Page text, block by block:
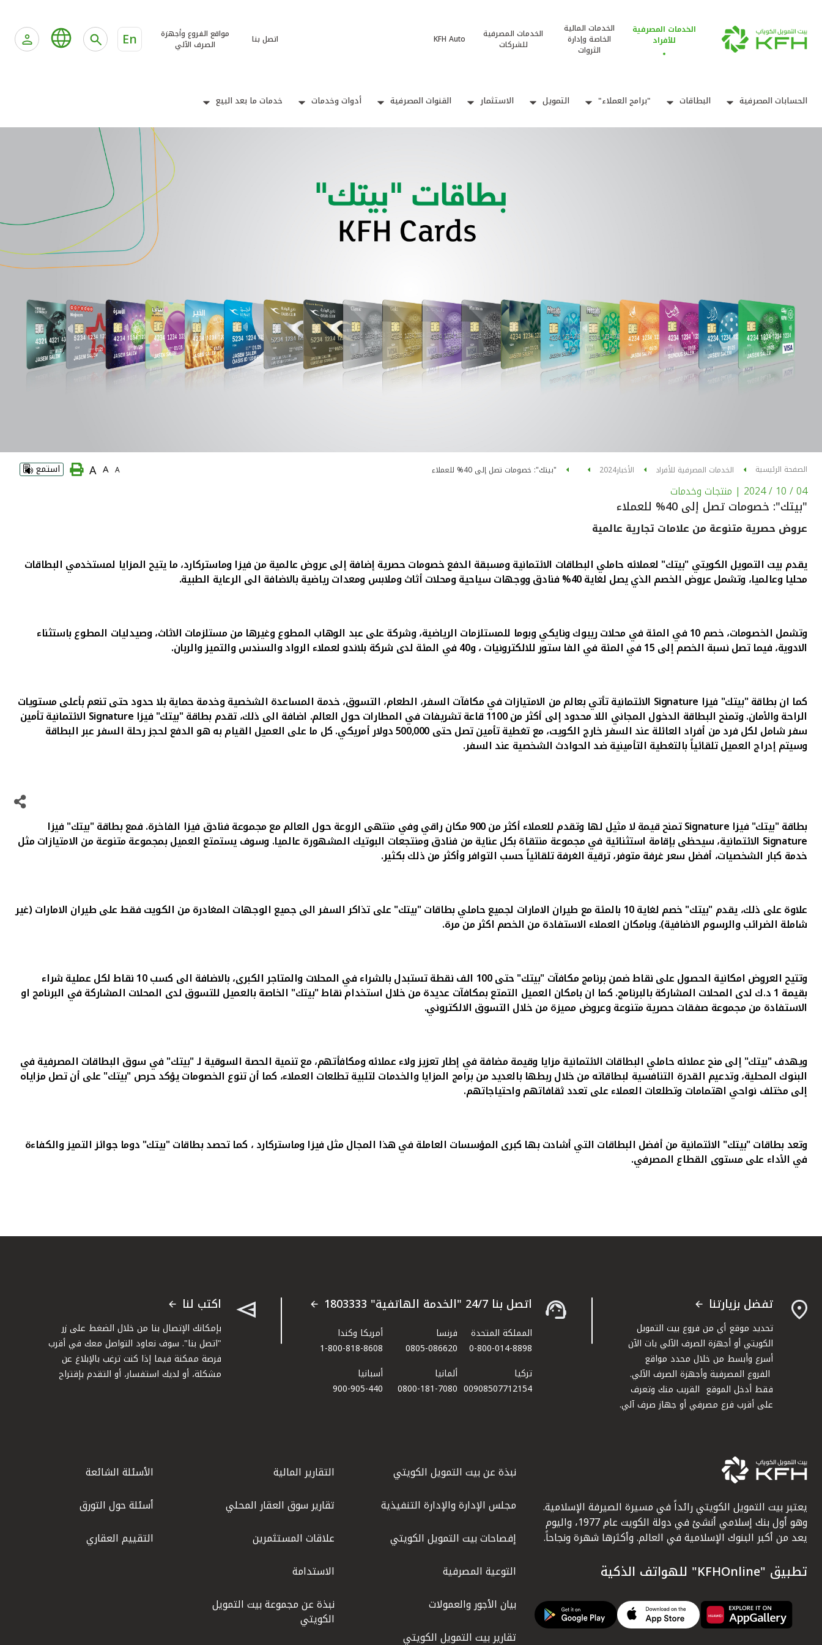
الخدمات المصرفية
للأفراد
الخدمات المالية
الخاصة وإدارة
الثروات
الخدمات المصرفية
للشركات
KFH Auto اتصل بنا
مواقع الفروع وأجهزة
الصرف الآلي
En
الحسابات المصرفية البطاقات "برامج العملاء" التمويل الاستثمار القنوات المصرفية أدوات وخدمات خدمات ما بعد البيع
الصفحة الرئيسية الخدمات المصرفية للأفراد الأخبار2024 "بيتك": خصومات تصل إلى 40% للعملاء A
A
A استمع
04 / 10 / 2024 | منتجات وخدمات
"بيتك": خصومات تصل إلى 40% للعملاء
عروض حصرية متنوعة من علامات تجارية عالمية
يقدم بيت التمويل الكويتي "بيتك" لعملائه حاملي البطاقات الائتمانية ومسبقة الدفع خصومات حصرية إضافة إلى عروض عالمية من فيزا وماستركارد، ما يتيح المزايا لمستخدمي البطاقات
محليا وعالميا، وتشمل عروض الخصم الذي يصل لغاية 40% فنادق ووجهات سياحية ومحلات أثاث وملابس ومعدات رياضية بالاضافة الى الرعاية الطبية.
وتشمل الخصومات، خصم 10 في المئة في محلات ريبوك ونايكي وبوما للمستلزمات الرياضية، وشركة على عبد الوهاب المطوع وغيرها من مستلزمات الاثاث، وصيدليات المطوع باستثناء
الادوية، فيما تصل نسبة الخصم إلى 15 في المئة في الفا ستور للالكترونيات ، و40 في المئة لدى شركة بلاندو لعملاء الرواد والسندس والتميز والربان.
كما انبطاقة "بيتك" فيزا Signature الائتمانية تأتي بعالم من الامتيازات في مكافآت السفر، الطعام، التسوق، خدمة المساعدة الشخصية وخدمة حماية بلا حدود حتى تنعم بأعلى مستويات
الراحة والأمان. وتمنح البطاقة الدخول المجاني اللا محدود إلى أكثر من 1100 قاعة تشريفات في المطارات حول العالم. اضافة الى ذلك، تقدم بطاقة "بيتك" فيزا الائتمانية تأمين
سفر شامل لكل فرد من أفراد العائلة عند السفر خارج الكويت، مع تغطية تأمين تصل حتى 500,000 دولار أمريكي. كل ما على العميل القيام به هو الدفع لحجز رحلة السفر عبر البطاقة
وسيتم إدراج العميل تلقائياً بالتغطية التأمينية ضد الحوادث الشخصية عند السفر.
بطاقة "بيتك" فيزا Signatureتمنح قيمة لا مثيل لها وتقدم للعملاء أكثر من 900 مكان راقي وفي منتهى الروعة حول العالم مع مجموعة فنادق فيزا الفاخرة. فمع بطاقة "بيتك" فيزا
Signature الائتمانية، سيحظى بإقامة استثنائية في مجموعة منتقاة بكل عناية من فنادق ومنتجعات البوتيك المشهورة عالميا. وسوف يستمتع العميل بمجموعة متنوعة من الامتيازات مثل
خدمة كبار الشخصيات، أفضل سعر غرفة متوفر، ترقية الغرفة تلقائياً حسب التوافر وأكثر من ذلك بكثير.
علاوة على ذلك، يقدم "بيتك" خصم لغاية 10 بالمئة مع طيران الامارات لجميع حاملي بطاقات "بيتك" على تذاكر السفر الى جميع الوجهات المغادرة من الكويت فقط على طيران الامارات (غير
شاملة الضرائب والرسوم الاضافية). وبامكان العملاء الاستفادة من الخصم اكثر من مرة.
وتتيح العروض امكانية الحصول على نقاط ضمن برنامج مكافآت "بيتك" حتى 100 الف نقطة تستبدل بالشراء في المحلات والمتاجر الكبرى، بالاضافة الى كسب 10 نقاط لكل عملية شراء
بقيمة 1 د.ك لدى المحلات المشاركة بالبرنامج. كما ان بامكان العميل التمتع بمكافآت عديدة من خلال استخدام نقاط "بيتك" الخاصة بالعميل للتسوق لدى المحلات المشاركة في البرنامج او
الاستفادة من مجموعة صفقات حصرية متنوعة وعروض مميزة من خلال التسوق الالكتروني.
ويهدف "بيتك" إلى منح عملائه حاملي البطاقات الائتمانية مزايا وقيمة مضافة في إطار تعزيز ولاء عملائه ومكافأتهم، مع تنمية الحصة السوقية لـ "بيتك" في سوق البطاقات المصرفية في
البنوك المحلية، وتدعيم القدرة التنافسية لبطاقاته من خلال ربطها بالعديد من برامج المزايا والخدمات لتلبية تطلعات العملاء، كما أن تنوع الخصومات يؤكد حرص "بيتك" على أن تصل مزاياه
إلى مختلف نواحي اهتمامات وتطلعات العملاء على تعدد ثقافاتهم واحتياجاتهم.
وتعد بطاقات "بيتك" الائتمانية من أفضل البطاقات التي أشادت بها كبرى المؤسسات العاملة في هذا المجال مثل فيزا وماستركارد ، كما تحصد بطاقات "بيتك" دوما جوائز التميز والكفاءة
في الأداء على مستوى القطاع المصرفي.
تفضل بزيارتنا
تحديد موقع أي من فروع بيت التمويل
الكويتي أو أجهزة الصرف الآلي بات الآن
أسرع وأبسط من خلال محدد مواقع
الفروع المصرفية وأجهزة الصرف الآلي.
فقط أدخل الموقع القريب منك وتعرف
على أقرب فرع مصرفي أو جهاز صرف آلي.
اتصل بنا 24/7 "الخدمة الهاتفية" 1803333
المملكة المتحدة
0-800-014-8898
فرنسا
0805-086620
أمريكا وكندا
1-800-818-8608
تركيا
00908507712154​
ألمانيا
0800-181-7080
أسبانيا
900-905-440
اكتب لنا
بإمكانك الإتصال بنا من خلال الضغط على زر
"اتصل بنا". سوف نعاود التواصل معك في أقرب
فرصة ممكنة فيما إذا كنت ترغب بالإبلاغ عن
مشكلة، أو لديك استفسار، أو التقدم بإقتراح
يعتبر بيت التمويل الكويتي رائداً في مسيرة الصيرفة الإسلامية.
وهو أول بنك إسلامي أنشئ في دولة الكويت عام 1977، واليوم
يعد من أكبر البنوك الإسلامية في العالم. وأكثرها شهرة ونجاحاً.
تطبيق "KFHOnline" للهواتف الذكية
نبذة عن بيت التمويل الكويتي
مجلس الإدارة والإدارة التنفيذية
إفصاحات بيت التمويل الكويتي
التوعية المصرفية
بيان الأجور والعمولات
تقارير بيت التمويل الكويتي
التقارير المالية
تقارير سوق العقار المحلي
علاقات المستثمرين
الاستدامة
نبذة عن مجموعة بيت التمويل
الكويتي
الأسئلة الشائعة
أسئلة حول التورق
التقييم العقاري